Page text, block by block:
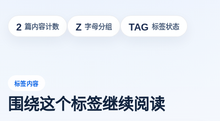
2 篇内容计数 Z 字母分组 TAG 标签状态
标签内容
围绕这个标签继续阅读